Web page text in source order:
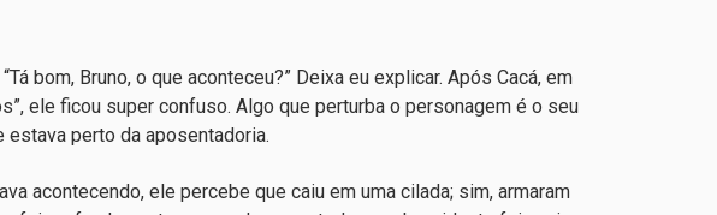
bom, Bruno, o que aconteceu?” Deixa eu explicar. Após Cacá, em
ele ficou super confuso. Algo que perturba o personagem é o seu
estava perto da aposentadoria.
acontecendo, ele percebe que caiu em uma cilada; sim, armaram